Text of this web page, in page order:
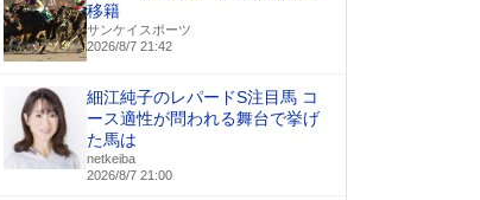
移籍
サンケイスポーツ
2026/8/7 21:42
細江純子のレパードS注目馬 コ
ース適性が問われる舞台で挙げ
た馬は
netkeiba
2026/8/7 21:00